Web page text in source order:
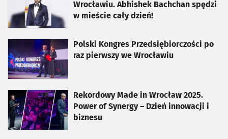
Wrocławiu. Abhishek Bachchan spędzi
w mieście cały dzień!
Polski Kongres Przedsiębiorczości po
raz pierwszy we Wrocławiu
otworzy się w nowej karcie
Rekordowy Made in Wrocław 2025.
Power of Synergy – Dzień innowacji i
biznesu
otworzy się w nowej karcie